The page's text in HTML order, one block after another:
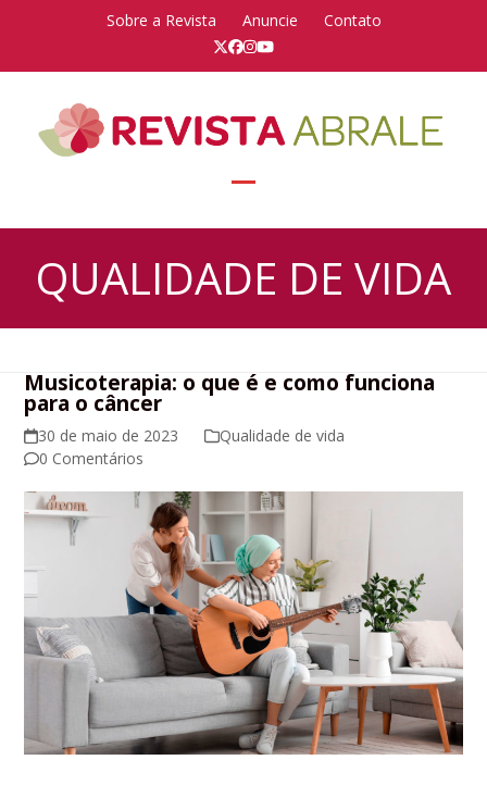
Sobre a Revista Anuncie
Contato
Twitter
Facebook
Instagram
YouTube
menu
menu
QUALIDADE DE VIDA
Musicoterapia: o que é e como funciona
para o câncer
30 de maio de 2023
Qualidade de vida
0 Comentários